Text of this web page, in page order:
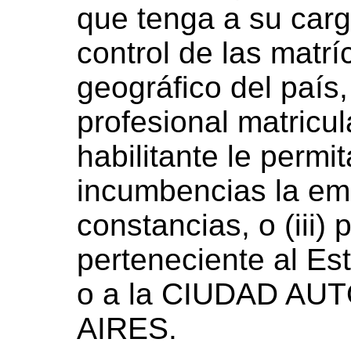
que tenga a su
control de las
geográfico del
profesional
habilitante le
incumbencias la
constancias, o (iii)
perteneciente al
o a la CIUDAD
AIRES.